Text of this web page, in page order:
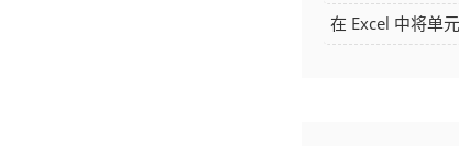
骤及技巧
在 Excel 中将单